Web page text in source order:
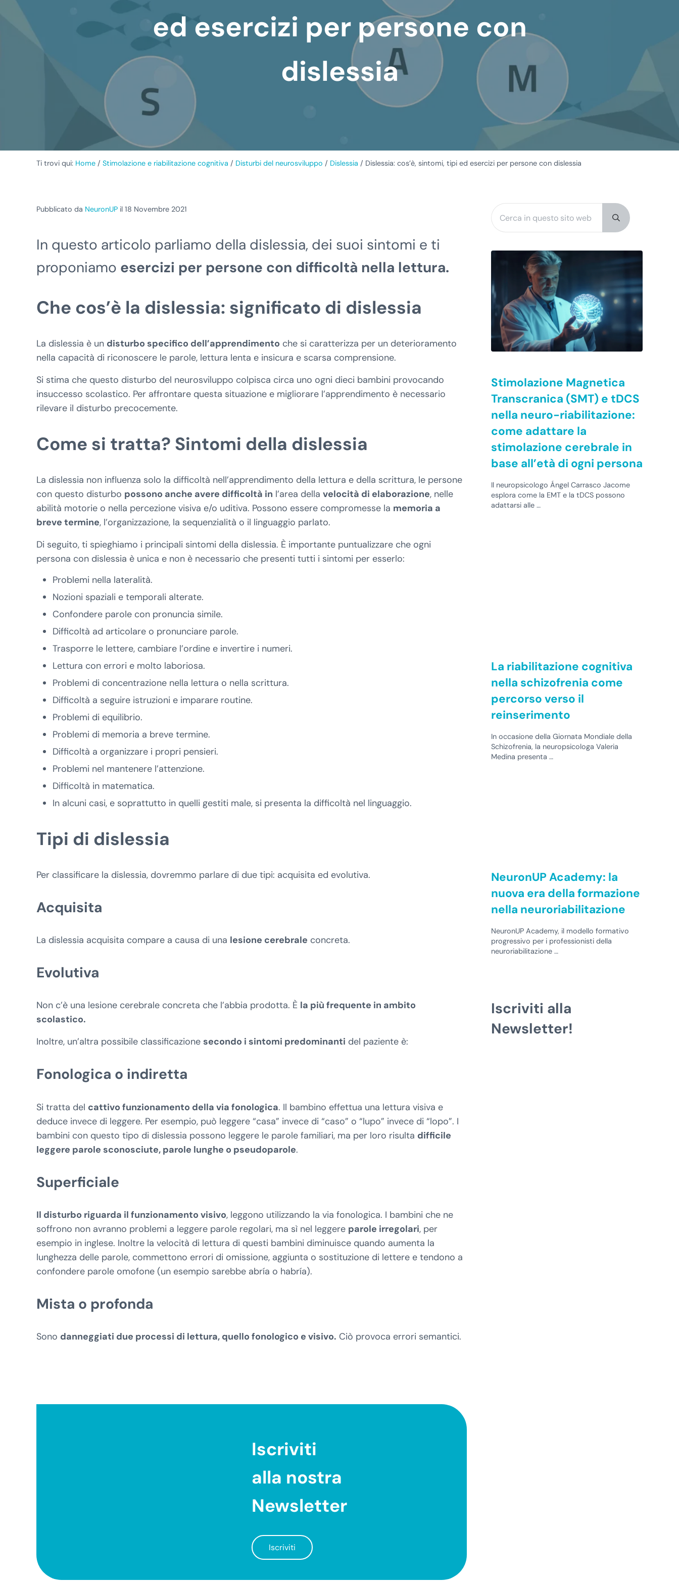
ed esercizi per persone con
dislessia
Ti trovi qui: Home / Stimolazione e riabilitazione cognitiva / Disturbi del neurosviluppo / Dislessia / Dislessia: cos’è, sintomi, tipi ed esercizi per persone con dislessia
Pubblicato da NeuronUP il 18 Novembre 2021
In questo articolo parliamo della dislessia, dei suoi sintomi e ti
proponiamo esercizi per persone con difficoltà nella lettura.
Che cos’è la dislessia: significato di dislessia
La dislessia è un disturbo specifico dell’apprendimento che si caratterizza per un deterioramento
nella capacità di riconoscere le parole, lettura lenta e insicura e scarsa comprensione.
Si stima che questo disturbo del neurosviluppo colpisca circa uno ogni dieci bambini provocando
insuccesso scolastico. Per affrontare questa situazione e migliorare l’apprendimento è necessario
rilevare il disturbo precocemente.
Come si tratta? Sintomi della dislessia
La dislessia non influenza solo la difficoltà nell’apprendimento della lettura e della scrittura, le persone
con questo disturbo possono anche avere difficoltà in l’area della velocità di elaborazione, nelle
abilità motorie o nella percezione visiva e/o uditiva. Possono essere compromesse la memoria a
breve termine, l’organizzazione, la sequenzialità o il linguaggio parlato.
Di seguito, ti spieghiamo i principali sintomi della dislessia. È importante puntualizzare che ogni
persona con dislessia è unica e non è necessario che presenti tutti i sintomi per esserlo:
Problemi nella lateralità.
Nozioni spaziali e temporali alterate.
Confondere parole con pronuncia simile.
Difficoltà ad articolare o pronunciare parole.
Trasporre le lettere, cambiare l’ordine e invertire i numeri.
Lettura con errori e molto laboriosa.
Problemi di concentrazione nella lettura o nella scrittura.
Difficoltà a seguire istruzioni e imparare routine.
Problemi di equilibrio.
Problemi di memoria a breve termine.
Difficoltà a organizzare i propri pensieri.
Problemi nel mantenere l’attenzione.
Difficoltà in matematica.
In alcuni casi, e soprattutto in quelli gestiti male, si presenta la difficoltà nel linguaggio.
Tipi di dislessia
Per classificare la dislessia, dovremmo parlare di due tipi: acquisita ed evolutiva.
Acquisita
La dislessia acquisita compare a causa di una lesione cerebrale concreta.
Evolutiva
Non c’è una lesione cerebrale concreta che l’abbia prodotta. È la più frequente in ambito
scolastico.
Inoltre, un’altra possibile classificazione secondo i sintomi predominanti del paziente è:
Fonologica o indiretta
Si tratta del cattivo funzionamento della via fonologica. Il bambino effettua una lettura visiva e
deduce invece di leggere. Per esempio, può leggere “casa” invece di “caso” o “lupo” invece di “lopo”. I
bambini con questo tipo di dislessia possono leggere le parole familiari, ma per loro risulta difficile
leggere parole sconosciute, parole lunghe o pseudoparole.
Superficiale
Il disturbo riguarda il funzionamento visivo, leggono utilizzando la via fonologica. I bambini che ne
soffrono non avranno problemi a leggere parole regolari, ma sì nel leggere parole irregolari, per
esempio in inglese. Inoltre la velocità di lettura di questi bambini diminuisce quando aumenta la
lunghezza delle parole, commettono errori di omissione, aggiunta o sostituzione di lettere e tendono a
confondere parole omofone (un esempio sarebbe abría o habría).
Mista o profonda
Sono danneggiati due processi di lettura, quello fonologico e visivo. Ciò provoca errori semantici.
Iscriviti
alla nostra
Newsletter
Iscriviti
Sidebar
Cerca in questo sito web
Submit search
Stimolazione Magnetica
Transcranica (SMT) e tDCS
nella neuro-riabilitazione:
come adattare la
stimolazione cerebrale in
base all’età di ogni persona
Il neuropsicologo Ángel Carrasco Jacome
esplora come la EMT e la tDCS possono
adattarsi alle …
La riabilitazione cognitiva
nella schizofrenia come
percorso verso il
reinserimento
In occasione della Giornata Mondiale della
Schizofrenia, la neuropsicologa Valeria
Medina presenta …
NeuronUP Academy: la
nuova era della formazione
nella neuroriabilitazione
NeuronUP Academy, il modello formativo
progressivo per i professionisti della
neuroriabilitazione …
Iscriviti alla
Newsletter!